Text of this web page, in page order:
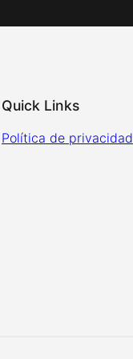
Quick Links
Política de privacidad